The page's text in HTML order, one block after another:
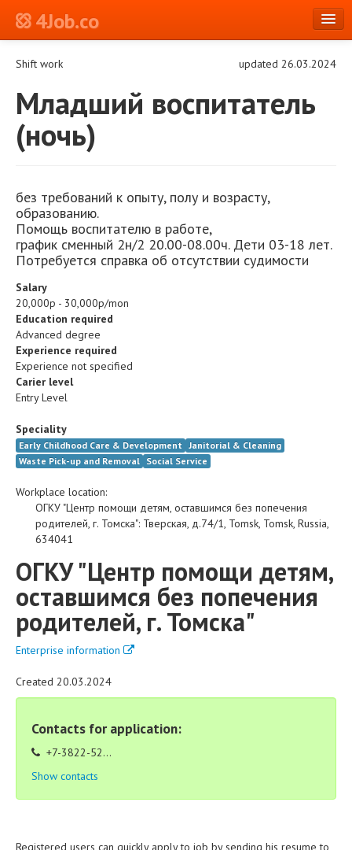
4Job.co
Shift work updated 26.03.2024
Младший воспитатель
(ночь)
без требований к опыту, полу и возрасту,
образованию.
Помощь воспитателю в работе,
график сменный 2н/2 20.00-08.00ч. Дети 03-18 лет.
Потребуется справка об отсутствии судимости
Salary
20,000р - 30,000р/mon
Education required
Advanced degree
Experience required
Experience not specified
Carier level
Entry Level
Speciality
Early Childhood Care & Development Janitorial & Cleaning
Waste Pick-up and Removal Social Service
Workplace location:
ОГКУ "Центр помощи детям, оставшимся без попечения
родителей, г. Томска": Тверская, д.74/1, Tomsk, Tomsk, Russia,
634041
ОГКУ "Центр помощи детям,
оставшимся без попечения
родителей, г. Томска"
Enterprise information
Created 20.03.2024
Contacts for application:
+7-3822-52...
Show contacts
Registered users can quickly apply to job by sending his resume to